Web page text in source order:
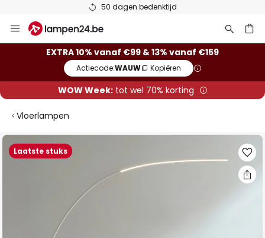
50 dagen bedenktijd
naar
EXTRA 10% vanaf €99 & 13% vanaf €159
Actiecode:WAUW Kopiëren
WOW Week:tot wel 70% korting
Vloerlampen
Laatste stuks
Ga
naar
afbeeldingen-